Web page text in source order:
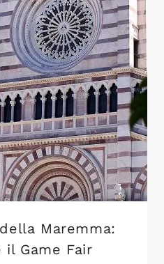
Maremma:
il Game Fair